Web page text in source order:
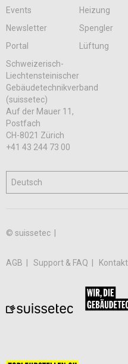
Events
Heizung
Newsletter
Spengler
Portal
Lüftung
Schweizerisch-
Liechtensteinischer
Gebäudetechnikverband
(suissetec)
Auf der Mauer 11,
Postfach
CH-8021 Zürich
+41 43 244 73 00
© suissetec |
AGB Support & FAQ Kontakt